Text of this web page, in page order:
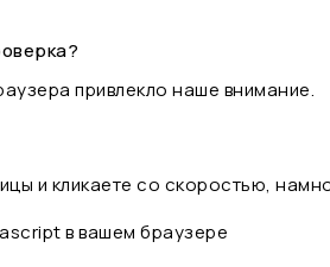
привлекло наше внимание.
и кликаете со скоростью,
в вашем браузере